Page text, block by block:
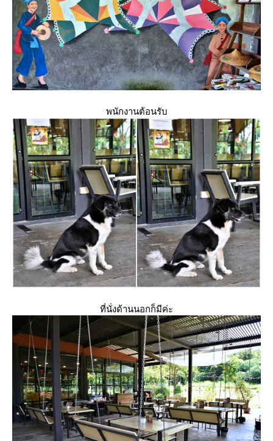
พนักงานต้อนรับ
ที่นั่งด้านนอกก็มีค่ะ